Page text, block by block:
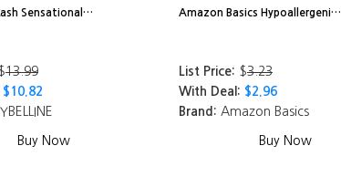
Sensational…
13.99
$10.82
Buy Now
Amazon Basics Hypoallergeni…
List Price: $3.23
With Deal: $2.96
Brand: Amazon Basics
Buy Now